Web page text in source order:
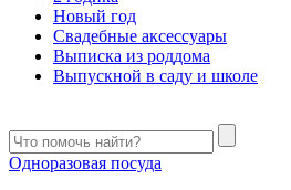
Новый год
Свадебные аксессуары
Выписка из роддома
Выпускной в саду и школе
Одноразовая посуда